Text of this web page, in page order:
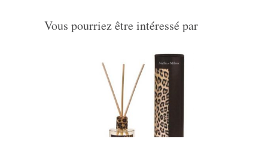
Vous pourriez être intéressé par